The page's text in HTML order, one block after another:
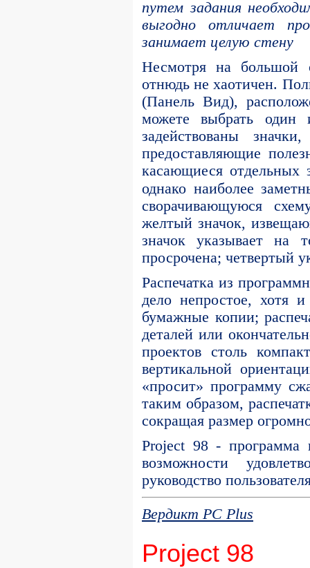
путем задания
выгодно отличает
занимает целую стену
Несмотря на большой
отнюдь не хаотичен.
(Панель Вид),
можете выбрать
задействованы
предоставляющие
касающиеся отдельных
однако наиболее
сворачивающуюся
желтый значок,
значок указывает на
просрочена; четвертый
Распечатка из
дело непростое, хотя
бумажные копии;
деталей или
проектов столь
вертикальной
«просит» программу
таким образом,
сокращая размер
Project 98 - программа
возможности
руководство
Вердикт PC Plus
Project 98